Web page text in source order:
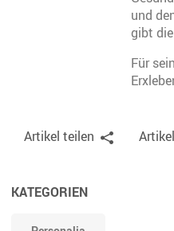
und
gibt
Für
Artikel teilen
KATEGORIEN